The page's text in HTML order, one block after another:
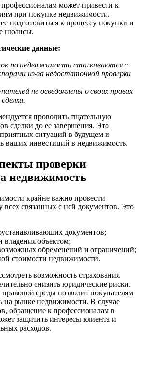
может привести к
при покупке недвижимости.
подготовиться к процессу покупки и
нюансы.
данные:
по недвижимости сталкиваются с
из-за недостаточной проверки
не осведомлены о своих правах
проводить тщательную
сделки до ее завершения. Это
ситуаций в будущем и
ваших инвестиций в недвижимость.
проверки
недвижимость
крайне важно провести
всех связанных с ней документов. Это
документов;
владения объектом;
обременений и ограничений;
стоимости недвижимости.
возможность страхования
снизить юридические риски.
среды позволит покупателям
на рынке недвижимости. В случае
обращение к профессионалам в
защитить интересы клиента и
расходов.